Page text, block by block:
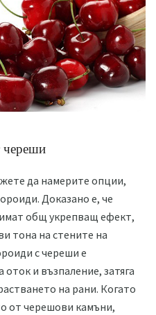
череши
да намерите опции,
Доказано е, че
общ укрепващ ефект,
тона на стените на
с череши е
и възпаление, затяга
на рани. Когато
от черешови камъни,